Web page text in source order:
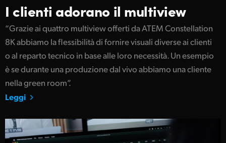
I clienti adorano il multiview
“Grazie ai quattro multiview offerti da ATEM Constellation
8K abbiamo la flessibilità di fornire visuali diverse ai clienti
o al reparto tecnico in base alle loro necessità. Un esempio
è se durante una produzione dal vivo abbiamo una cliente
nella green room”.
Leggi